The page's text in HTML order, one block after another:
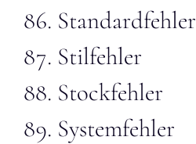
Standardfehler
Stilfehler
Stockfehler
Systemfehler